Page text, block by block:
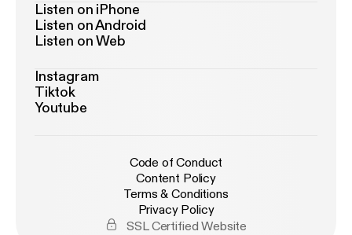
Listen on iPhone
Listen on Android
Listen on Web
Instagram
Tiktok
Youtube
Code of Conduct
Content Policy
Terms & Conditions
Privacy Policy
SSL Certified Website